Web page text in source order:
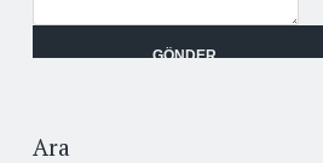
Ara